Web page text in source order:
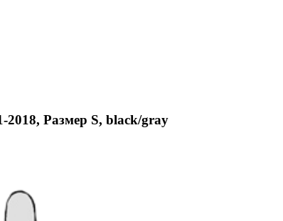
2018, Размер S, black/gray